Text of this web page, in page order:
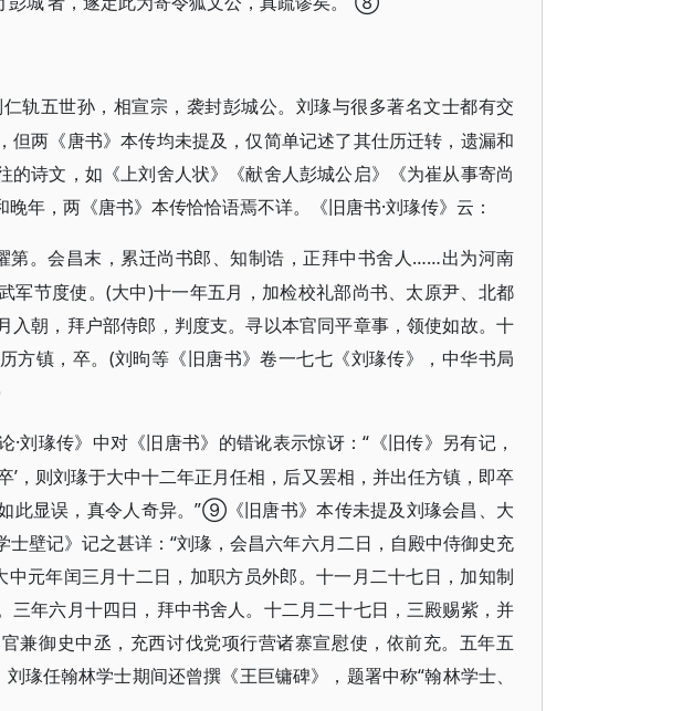
轨五世孙，相宣宗，袭封彭城公。刘瑑与很多著名文士都有交
但两《唐书》本传均未提及，仅简单记述了其仕历迁转，遗漏和
的诗文，如《上刘舍人状》《献舍人彭城公启》《为崔从事寄尚
年，两《唐书》本传恰恰语焉不详。《旧唐书·刘瑑传》云：
。会昌末，累迁尚书郎、知制诰，正拜中书舍人……出为河南
军节度使。(大中)十一年五月，加检校礼部尚书、太原尹、北都
入朝，拜户部侍郎，判度支。寻以本官同平章事，领使如故。十
方镇，卒。(刘昫等《旧唐书》卷一七七《刘瑑传》，中华书局
·刘瑑传》中对《旧唐书》的错讹表示惊讶：“《旧传》另有记，
’，则刘瑑于大中十二年正月任相，后又罢相，并出任方镇，即卒
此显误，真令人奇异。”⑨《旧唐书》本传未提及刘瑑会昌、大
壁记》记之甚详：“刘瑑，会昌六年六月二日，自殿中侍御史充
元年闰三月十二日，加职方员外郎。十一月二十七日，加知制
三年六月十四日，拜中书舍人。十二月二十七日，三殿赐紫，并
兼御史中丞，充西讨伐党项行营诸寨宣慰使，依前充。五年五
瑑任翰林学士期间还曾撰《王巨镛碑》，题署中称“翰林学士、